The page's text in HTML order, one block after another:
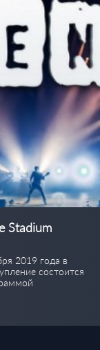
Stadium
2019 года в
состоится